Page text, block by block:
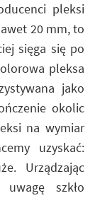
pleksi
20 mm, to
sięga się po
pleksa
jako
okolic
na wymiar
uzyskać:
Urządzając
szkło